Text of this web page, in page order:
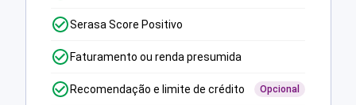
Serasa Score Positivo
Faturamento ou renda presumida
Recomendação e limite de crédito Opcional